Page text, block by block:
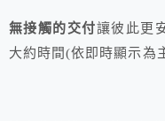
無接觸的交付讓彼此更
大約時間(依即時顯示為